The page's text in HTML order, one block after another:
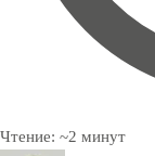
Чтение: ~2 минут